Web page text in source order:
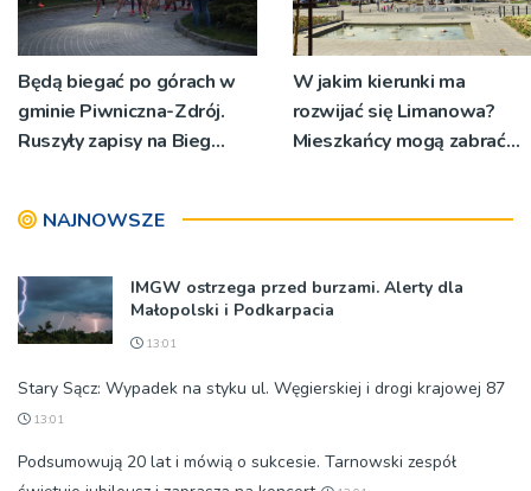
Będą biegać po górach w
gminie Piwniczna-Zdrój.
Ruszyły zapisy na Bieg
W jakim kierunki ma
rozwijać się Limanowa?
Mieszkańcy mogą zabrać
NAJNOWSZE
IMGW ostrzega przed burzami. Alerty dla
Małopolski i Podkarpacia
13:01
Stary Sącz: Wypadek na styku ul. Węgierskiej i drogi krajowej 87
13:01
Podsumowują 20 lat i mówią o sukcesie. Tarnowski zespół